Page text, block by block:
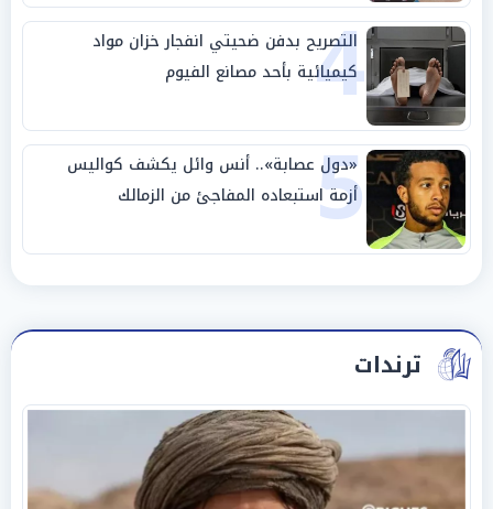
4
التصريح بدفن ضحيتي انفجار خزان مواد
كيميائية بأحد مصانع الفيوم
5
«دول عصابة».. أنس وائل يكشف كواليس
أزمة استبعاده المفاجئ من الزمالك
ترندات